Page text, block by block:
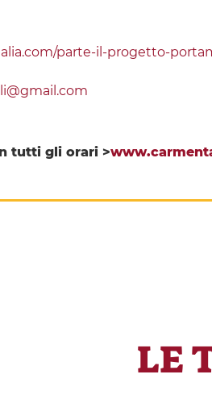
parte-il-progetto-
tutti gli orari >
LE